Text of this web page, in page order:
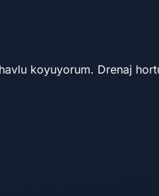
havlu koyuyorum. Drenaj